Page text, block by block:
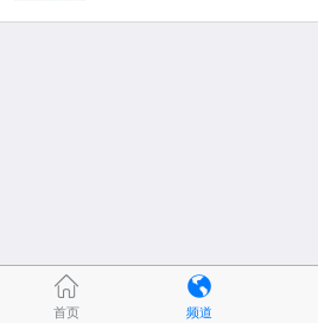
首页 频道